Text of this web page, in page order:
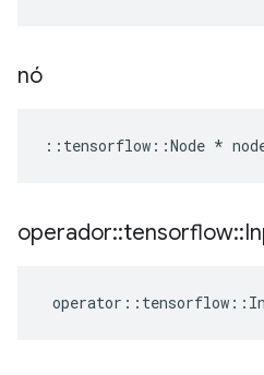
nó
:: tensorflow ::Node *
operador::tensorflow::
operator :: tensorflow ::